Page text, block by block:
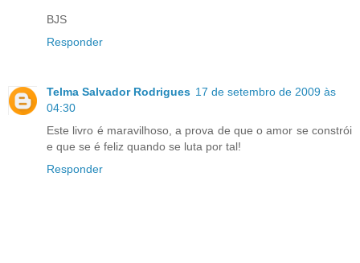
BJS
Responder
Telma Salvador Rodrigues 17 de setembro de 2009 às
04:30
Este livro é maravilhoso, a prova de que o amor se constrói
e que se é feliz quando se luta por tal!
Responder